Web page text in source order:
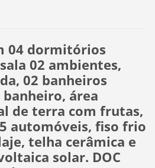
04 dormitórios
02 ambientes,
02 banheiros
área
de terra com frutas,
automóveis, fiso frio
telha cerâmica e
solar. DOC